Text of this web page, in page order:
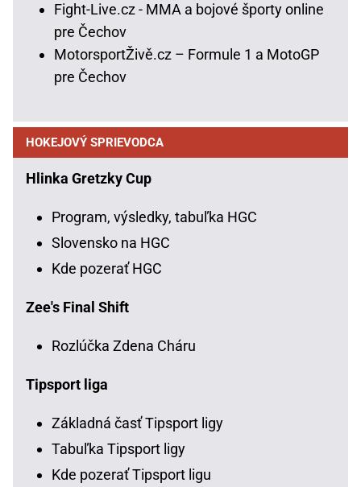
Fight-Live.cz - MMA a bojové športy online
pre Čechov
MotorsportŽivě.cz – Formule 1 a MotoGP
pre Čechov
HOKEJOVÝ SPRIEVODCA
Hlinka Gretzky Cup
Program, výsledky, tabuľka HGC
Slovensko na HGC
Kde pozerať HGC
Zee's Final Shift
Rozlúčka Zdena Cháru
Tipsport liga
Základná časť Tipsport ligy
Tabuľka Tipsport ligy
Kde pozerať Tipsport ligu